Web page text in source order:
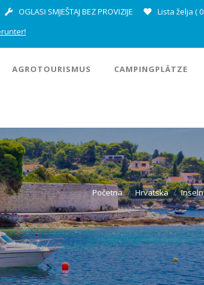
OGLASI SMJEŠTAJ BEZ PROVIZIJE Lista želja (0
AGROTOURISMUS CAMPINGPLÄTZE
Početna Hrvatska Inseln